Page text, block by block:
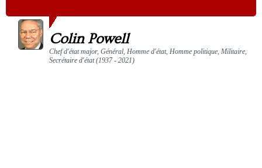
Colin Powell
Chef d'état major, Général, Homme d'état, Homme politique, Militaire,
Secrétaire d'état (1937 - 2021)